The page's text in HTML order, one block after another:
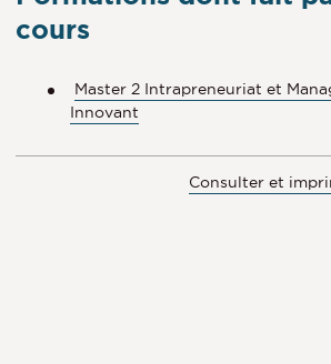
cours
Master 2 Intrapreneuriat et
Innovant
Consulter et